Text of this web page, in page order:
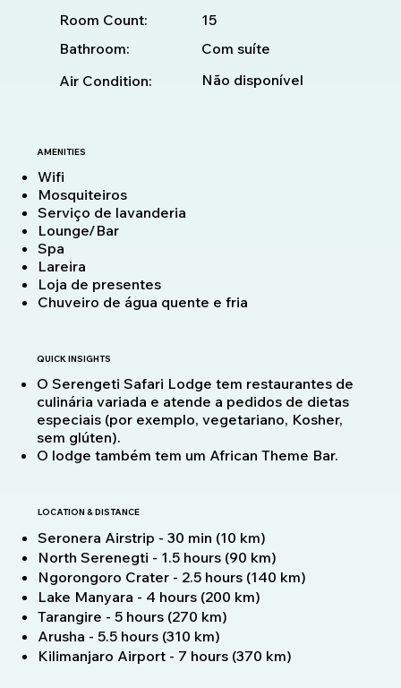
Room Count:
15
Bathroom:
Com suíte
Air Condition:
Não disponível
AMENITIES
Wifi
Mosquiteiros
Serviço de lavanderia
Lounge/Bar
Spa
Lareira
Loja de presentes
Chuveiro de água quente e fria
QUICK INSIGHTS
O Serengeti Safari Lodge tem restaurantes de
culinária variada e atende a pedidos de dietas
especiais (por exemplo, vegetariano, Kosher,
sem glúten).
O lodge também tem um African Theme Bar.
LOCATION & DISTANCE
Seronera Airstrip - 30 min (10 km)
North Serenegti - 1.5 hours (90 km)
Ngorongoro Crater - 2.5 hours (140 km)
Lake Manyara - 4 hours (200 km)
Tarangire - 5 hours (270 km)
Arusha - 5.5 hours (310 km)
Kilimanjaro Airport - 7 hours (370 km)